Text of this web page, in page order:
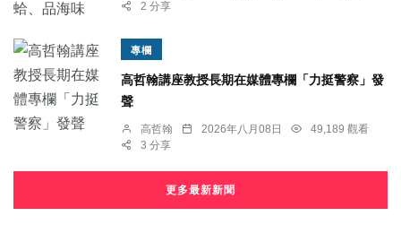
2 分享
專欄
高哲翰講座教授長期在媒體專欄「力挺警察」發
聲
高哲翰 2026年八月08日
49,189 觀看
3 分享
更多最新新聞